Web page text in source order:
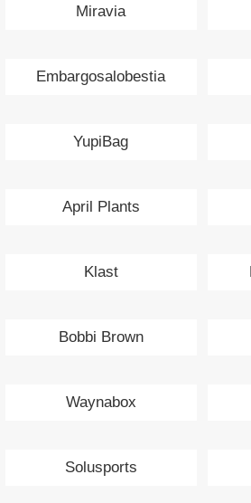
Miravia
Embargosalobestia
YupiBag
April Plants
Klast
Bobbi Brown
Waynabox
Solusports